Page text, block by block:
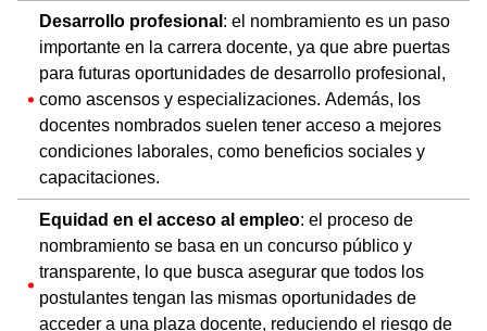
Desarrollo profesional : el nombramiento es un paso
importante en la carrera docente, ya que abre puertas
para futuras oportunidades de desarrollo profesional,
como ascensos y especializaciones. Además, los
docentes nombrados suelen tener acceso a mejores
condiciones laborales, como beneficios sociales y
capacitaciones.
Equidad en el acceso al empleo: el proceso de
nombramiento se basa en un concurso público y
transparente, lo que busca asegurar que todos los
postulantes tengan las mismas oportunidades de
acceder a una plaza docente, reduciendo el riesgo de